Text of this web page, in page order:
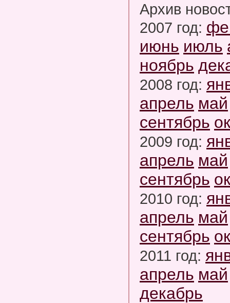
Архив
2007 год:
июнь июль
ноябрь
2008 год:
апрель май
сентябрь
2009 год:
апрель май
сентябрь
2010 год:
апрель май
сентябрь
2011 год:
апрель май
декабрь